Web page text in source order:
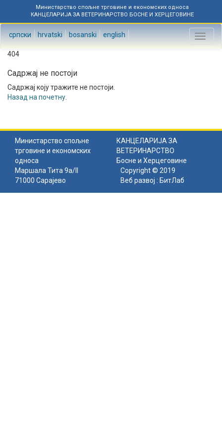
Министарство спољне трговине и економских односа
КАНЦЕЛАРИЈА ЗА ВЕТЕРИНАРСТВО БОСНЕ И ХЕРЦЕГОВИНЕ
српски hrvatski bosanski english
Toggle
404
Садржај не постоји
Садржај коју тражите не постоји.
Назад на почетну
Министарство спољне
трговине и економских
односа
КАНЦЕЛАРИЈА ЗА
ВЕТЕРИНАРСТВО
Босне и Херцеговине
Маршала Тита 9а/II
71000 Сарајево
Copyright © 2019
Веб развој : БитЛаб